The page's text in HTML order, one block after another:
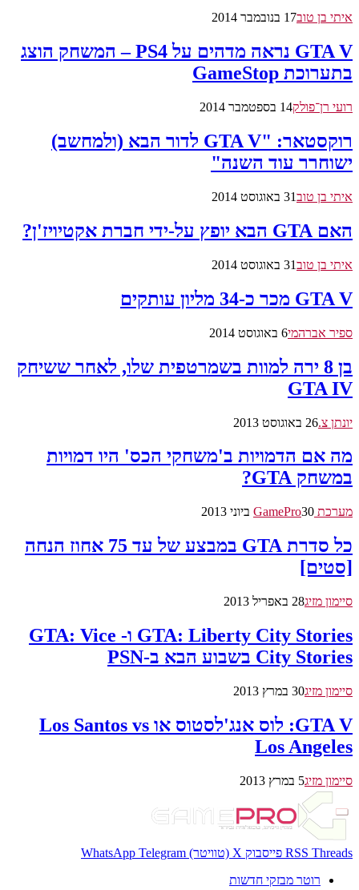
איתי בן טוב17 בנובמבר 2014
GTA V נראה מדהים על PS4 – המשחק הוצג
בתערוכת GameStop
רועי רן־פולק14 בספטמבר 2014
רוקסטאר: "GTA V לדור הבא (ולמחשב)
ישוחרר עוד השנה"
איתי בן טוב31 באוגוסט 2014
האם GTA הבא יופץ על-ידי חברת אקטיויז'ן?
איתי בן טוב31 באוגוסט 2014
GTA V מכר כ-34 מליון עותקים
ספיר אברהמי6 באוגוסט 2014
בן 8 ירה למוות בשמרטפית שלו, לאחר ששיחק
GTA IV
יונתן צ.26 באוגוסט 2013
מה אם הדמויות ב'משחקי הכס' היו דמויות
במשחק GTA?
מערכת GamePro 30 ביוני 2013
כל סדרת GTA במבצע של עד 75 אחוז הנחה
[סטים]
סיימון מזיג28 באפריל 2013
GTA: Liberty City Stories ו- GTA: Vice
City Stories בשבוע הבא ב-PSN
סיימון מזיג30 במרץ 2013
GTA V: לוס אנג'לסטוס או Los Santos vs
Los Angeles
סיימון מזיג5 במרץ 2013
RSS Threads פייסבוק X (טוויטר) WhatsApp Telegram
רוטר מבזקי חדשות